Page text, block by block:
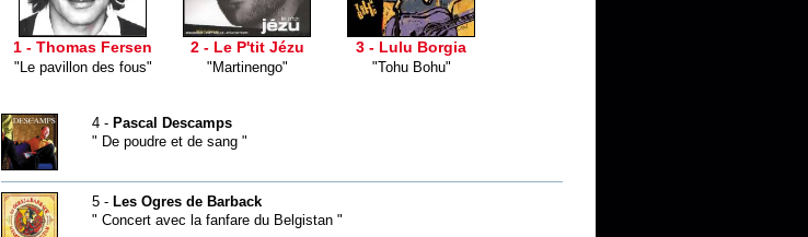
1 - Thomas Fersen
"Le pavillon des fous"
2 - Le P'tit Jézu
"Martinengo"
3 - Lulu Borgia
"Tohu Bohu"
4 - Pascal Descamps
" De poudre et de sang "
5 - Les Ogres de Barback
" Concert avec la fanfare du Belgistan "